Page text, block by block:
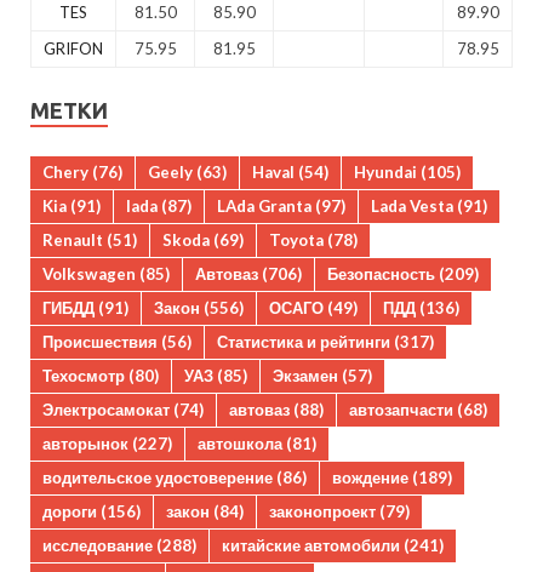
TES
81.50 85.90
89.90
GRIFON
75.95 81.95 78.95
МЕТКИ
Chery (76) Geely (63) Haval (54) Hyundai (105)
Kia (91) lada (87) LAda Granta (97) Lada Vesta (91)
Renault (51) Skoda (69) Toyota (78)
Volkswagen (85) Автоваз (706) Безопасность (209)
ГИБДД (91) Закон (556) ОСАГО (49) ПДД (136)
Происшествия (56) Статистика и рейтинги (317)
Техосмотр (80) УАЗ (85) Экзамен (57)
Электросамокат (74) автоваз (88) автозапчасти (68)
авторынок (227) автошкола(81)
водительское удостоверение (86) вождение (189)
дороги (156) закон (84) законопроект (79)
исследование (288) китайские автомобили (241)